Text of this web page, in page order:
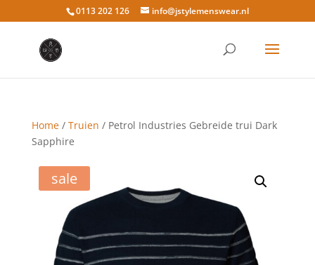
0113 202 126 info@jstylemenswear.nl
Home/ Truien / Petrol Industries Gebreide trui Dark
Sapphire
sale